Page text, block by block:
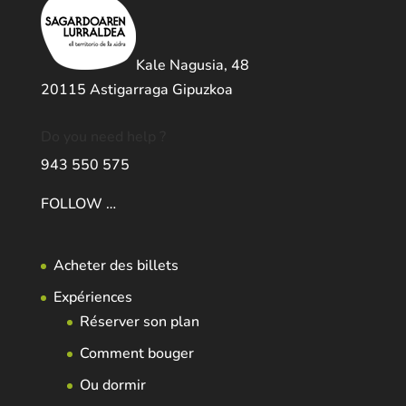
Kale Nagusia, 48
20115 Astigarraga Gipuzkoa
943 550 575
FOLLOW …
Acheter des billets
Expériences
Réserver son plan
Comment bouger
Ou dormir